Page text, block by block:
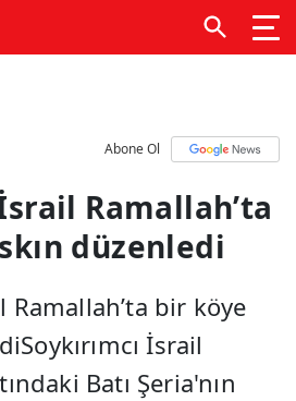
GTM kodunuzu buraya
Abone Ol
İsrail Ramallah’ta
düzenledi
Ramallah’ta bir köye
İsrail
Batı Şeria'nın